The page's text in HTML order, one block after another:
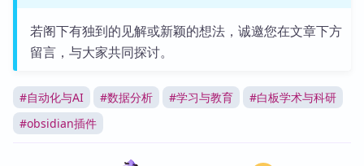
若阁下有独到的见解或新颖的想法，诚邀您在文章下方
留言，与大家共同探讨。
#自动化与AI #数据分析 #学习与教育 #白板学术与科研
#obsidian插件